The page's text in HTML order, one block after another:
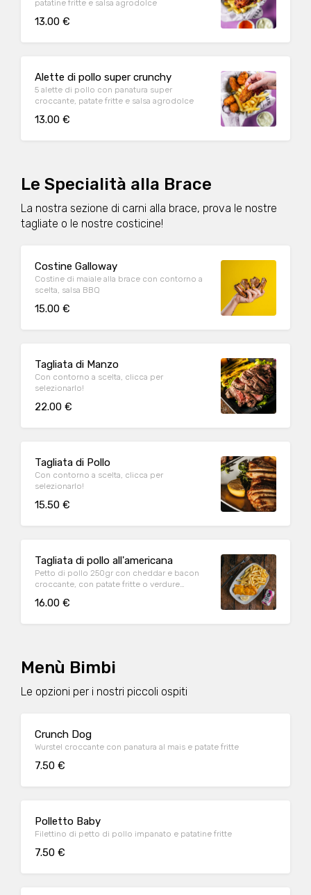
patatine fritte e salsa agrodolce
13.00 €
Alette di pollo super crunchy
5 alette di pollo con panatura super
croccante, patate fritte e salsa agrodolce
13.00 €
Le Specialità alla Brace
La nostra sezione di carni alla brace, prova le nostre
tagliate o le nostre costicine!
Costine Galloway
Costine di maiale alla brace con contorno a
scelta, salsa BBQ
15.00 €
Tagliata di Manzo
Con contorno a scelta, clicca per
selezionarlo!
22.00 €
Tagliata di Pollo
Con contorno a scelta, clicca per
selezionarlo!
15.50 €
Tagliata di pollo all'americana
Petto di pollo 250gr con cheddar e bacon
croccante, con patate fritte o verdure
16.00 €
Menù Bimbi
Le opzioni per i nostri piccoli ospiti
Crunch Dog
Wurstel croccante con panatura al mais e patate fritte
7.50 €
Polletto Baby
Filettino di petto di pollo impanato e patatine fritte
7.50 €